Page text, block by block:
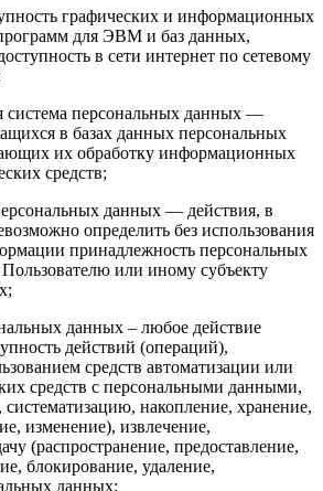
графических и информационных
для ЭВМ и баз данных,
в сети интернет по сетевому
система персональных данных —
в базах данных персональных
их обработку информационных
средств;
данных — действия, в
определить без использования
принадлежность персональных
или иному субъекту
данных – любое действие
действий (операций),
средств автоматизации или
средств с персональными данными,
систематизацию, накопление, хранение,
изменение), извлечение,
(распространение, предоставление,
блокирование, удаление,
данных;